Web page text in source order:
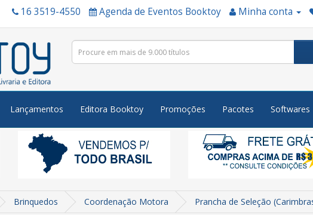
16 3519-4550 Agenda de Eventos Booktoy Minha conta
Lançamentos Editora Booktoy Promoções Pacotes Softwares
Brinquedos Coordenação Motora Prancha de Seleção